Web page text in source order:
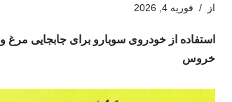
از فوریه 4, 2026
استفاده از خودروی سوبارو برای جابجایی مرغ و
خروس